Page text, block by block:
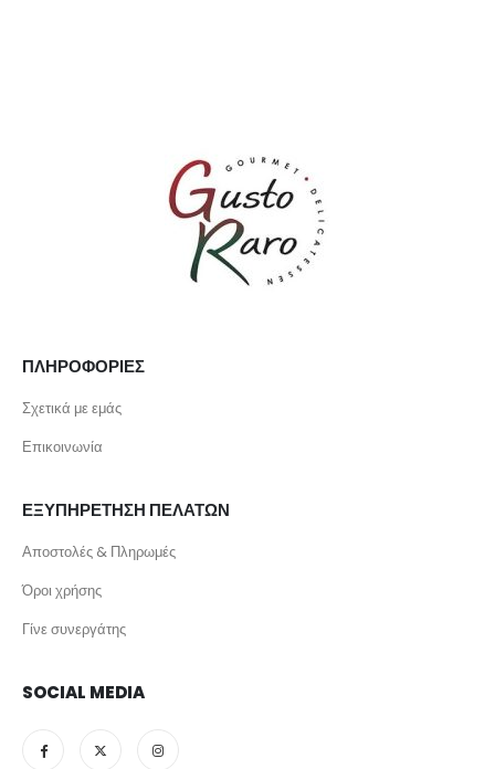
ΠΛΗΡΟΦΟΡΙΕΣ
Σχετικά με εμάς
Επικοινωνία
ΕΞΥΠΗΡΕΤΗΣΗ ΠΕΛΑΤΩΝ
Αποστολές & Πληρωμές
Όροι χρήσης
Γίνε συνεργάτης
SOCIAL MEDIA